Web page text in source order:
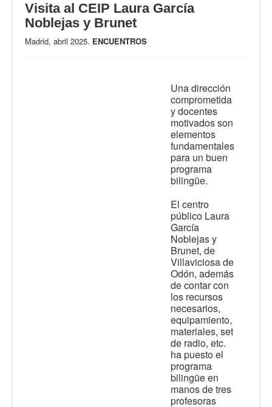
Visita al CEIP Laura García
Noblejas y Brunet
Madrid, abril 2025. ENCUENTROS
Una dirección
comprometida
y docentes
motivados son
elementos
fundamentales
para un buen
programa
bilingüe.
El centro
público Laura
García
Noblejas y
Brunet, de
Villaviciosa de
Odón, además
de contar con
los recursos
necesarios,
equipamiento,
materiales, set
de radio, etc.
ha puesto el
programa
bilingüe en
manos de tres
profesoras